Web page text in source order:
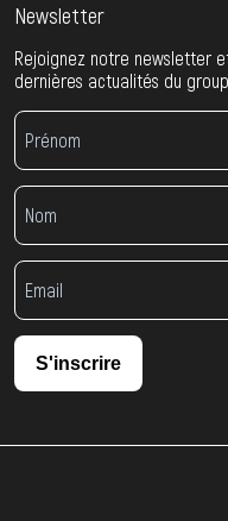
Newsletter
Rejoignez notre newsletter
dernières actualités du
S'inscrire